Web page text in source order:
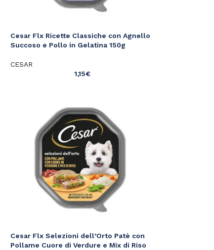
Cesar Flx Ricette Classiche con Agnello
Succoso e Pollo in Gelatina 150g
CESAR
1,15€
Cesar Flx Selezioni dell’Orto Patè con
Pollame Cuore di Verdure e Mix di Riso